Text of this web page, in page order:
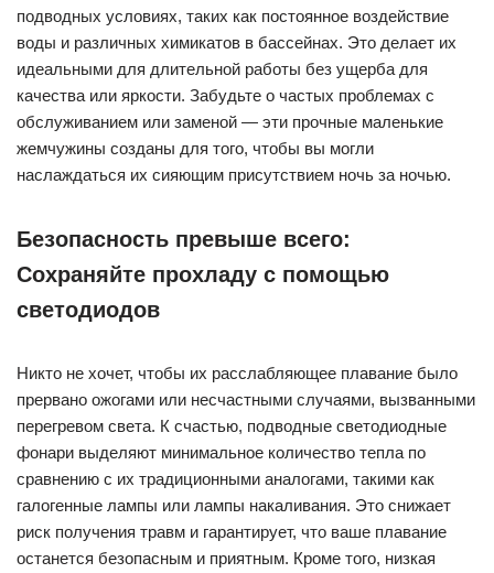
подводных условиях, таких как постоянное воздействие
воды и различных химикатов в бассейнах. Это делает их
идеальными для длительной работы без ущерба для
качества или яркости. Забудьте о частых проблемах с
обслуживанием или заменой — эти прочные маленькие
жемчужины созданы для того, чтобы вы могли
наслаждаться их сияющим присутствием ночь за ночью.
Безопасность превыше всего:
Сохраняйте прохладу с помощью
светодиодов
Никто не хочет, чтобы их расслабляющее плавание было
прервано ожогами или несчастными случаями, вызванными
перегревом света. К счастью, подводные светодиодные
фонари выделяют минимальное количество тепла по
сравнению с их традиционными аналогами, такими как
галогенные лампы или лампы накаливания. Это снижает
риск получения травм и гарантирует, что ваше плавание
останется безопасным и приятным. Кроме того, низкая